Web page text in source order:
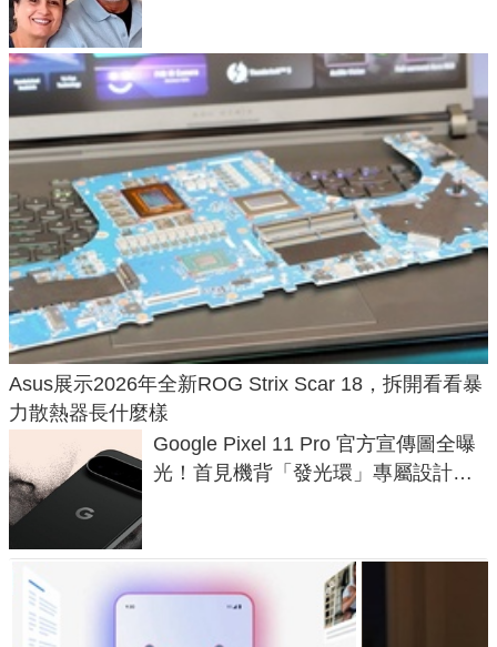
Asus展示2026年全新ROG Strix Scar 18，拆開看看暴
力散熱器長什麼樣
Google Pixel 11 Pro 官方宣傳圖全曝
光！首見機背「發光環」專屬設計、